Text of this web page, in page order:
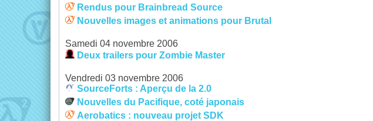
Rendus pour Brainbread Source
Nouvelles images et animations pour Brutal
Samedi 04 novembre 2006
Deux trailers pour Zombie Master
Vendredi 03 novembre 2006
SourceForts : Aperçu de la 2.0
Nouvelles du Pacifique, coté japonais
Aerobatics : nouveau projet SDK